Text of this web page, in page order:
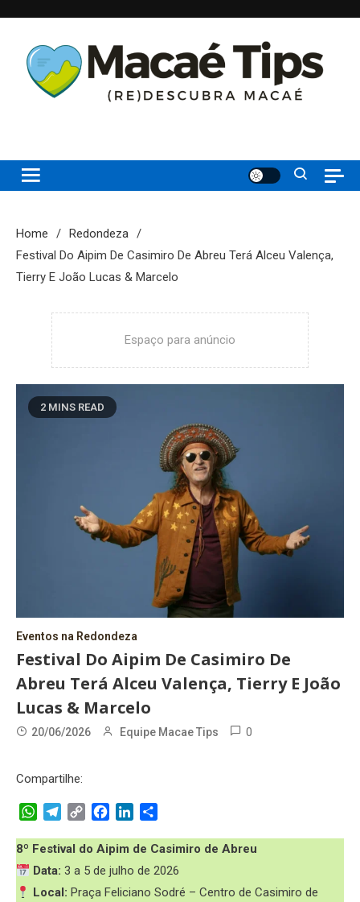
content
Princesinha do Atlântico
Home
Redondeza
Festival Do Aipim De Casimiro De Abreu Terá Alceu Valença,
Tierry E João Lucas & Marcelo
Espaço para anúncio
2 MINS READ
Eventos na Redondeza
Festival Do Aipim De Casimiro De
Abreu Terá Alceu Valença, Tierry E João
Lucas & Marcelo
20/06/2026 Equipe Macae Tips 0
Compartilhe:
WhatsApp
Telegram
Copy
FacebookLinkedIn
8º Festival do Aipim de Casimiro de Abreu
Data: 3 a 5 de julho de 2026
Local: Praça Feliciano Sodré – Centro de Casimiro de